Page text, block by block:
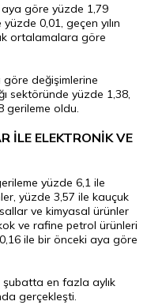
göre yüzde 1,79
0,01, geçen yılın
ortalamalara göre
değişimlerine
sektöründe yüzde 1,38,
gerileme oldu.
İLE ELEKTRONİK VE
yüzde 6,1 ile
yüzde 3,57 ile kauçuk
ve kimyasal ürünler
ve rafine petrol ürünleri
ile bir önceki aya göre
şubatta en fazla aylık
gerçekleşti.